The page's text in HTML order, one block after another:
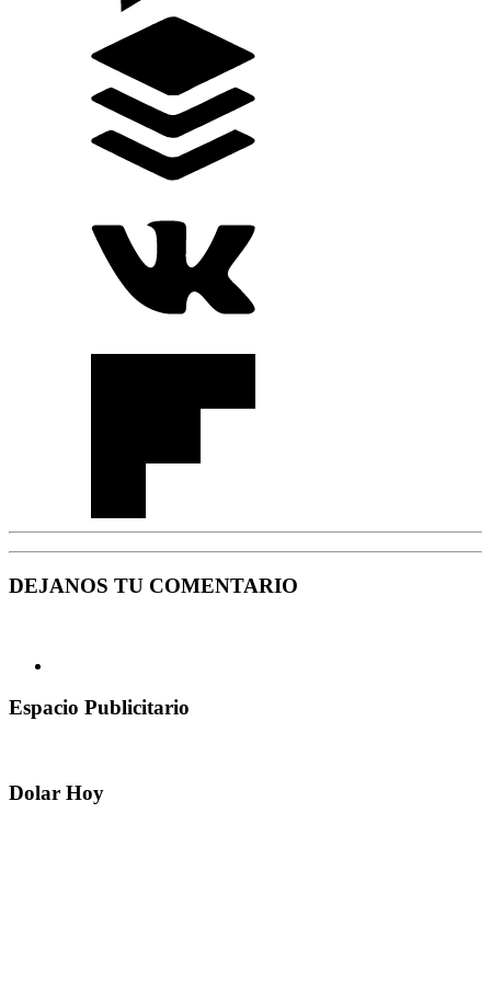
DEJANOS TU COMENTARIO
Espacio Publicitario
Dolar Hoy